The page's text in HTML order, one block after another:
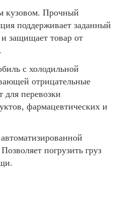
кузовом. Прочный
поддерживает заданный
защищает товар от
с холодильной
отрицательные
для перевозки
фармацевтических и
погрузить груз